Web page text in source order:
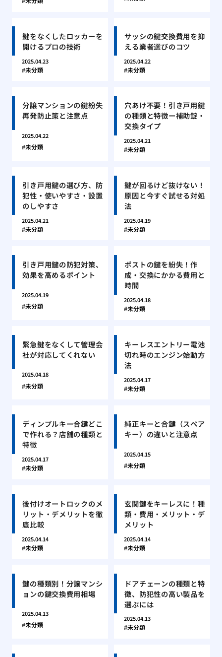
鍵をなくしたロッカーを
開けるプロの技術
2025.04.23
未分類
サッシの鍵交換費用を抑
える業者選びのコツ
2025.04.22
未分類
分譲マンションの鍵紛失
再発防止策と注意点
2025.04.22
未分類
穴あけ不要！引き戸用鍵
の種類と特徴ー補助錠・
交換タイプ
2025.04.21
未分類
引き戸用鍵の選び方、防
犯性・使いやすさ・設置
のしやすさ
2025.04.21
未分類
鍵が回るけど抜けない！
原因と今すぐ試せる対処
法
2025.04.19
未分類
引き戸用鍵の防犯対策、
効果を高めるポイント
2025.04.19
未分類
ポストの鍵を紛失！作
成・交換にかかる費用と
時間
2025.04.18
未分類
緊急鍵をなくして管理会
社が対応してくれない
2025.04.18
未分類
キーレスエントリー電池
切れ時のエンジン始動方
法
2025.04.17
未分類
ディンプルキー合鍵どこ
で作れる？店舗の種類と
特徴
2025.04.17
未分類
純正キーと合鍵（スペア
キー）の違いと注意点
2025.04.15
未分類
後付けオートロックのメ
リット・デメリットを徹
底比較
2025.04.14
未分類
玄関鍵をキーレスに！種
類・費用・メリット・デ
メリット
2025.04.14
未分類
鍵の種類別！分譲マンシ
ョンの鍵交換費用相場
2025.04.13
未分類
ドアチェーンの種類と特
徴、防犯性の高い製品を
選ぶには
2025.04.13
未分類